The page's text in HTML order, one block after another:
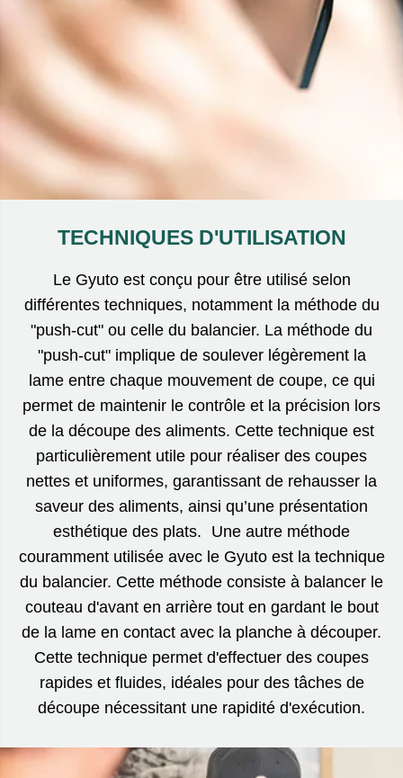
TECHNIQUES D'UTILISATION
Le Gyuto est conçu pour être utilisé selon
différentes techniques, notamment la méthode du
"push-cut" ou celle du balancier. La méthode du
"push-cut" implique de soulever légèrement la
lame entre chaque mouvement de coupe, ce qui
permet de maintenir le contrôle et la précision lors
de la découpe des aliments. Cette technique est
particulièrement utile pour réaliser des coupes
nettes et uniformes, garantissant de rehausser la
saveur des aliments, ainsi qu’une présentation
esthétique des plats. Une autre méthode
couramment utilisée avec le Gyuto est la technique
du balancier. Cette méthode consiste à balancer le
couteau d'avant en arrière tout en gardant le bout
de la lame en contact avec la planche à découper.
Cette technique permet d'effectuer des coupes
rapides et fluides, idéales pour des tâches de
découpe nécessitant une rapidité d'exécution.